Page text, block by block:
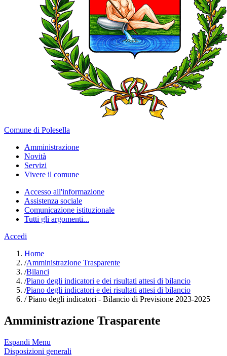
Comune di Polesella
Amministrazione
Novità
Servizi
Vivere il comune
Accesso all'informazione
Assistenza sociale
Comunicazione istituzionale
Tutti gli argomenti...
Accedi
Home
/Amministrazione Trasparente
/Bilanci
/Piano degli indicatori e dei risultati attesi di bilancio
/Piano degli indicatori e dei risultati attesi di bilancio
/Piano degli indicatori - Bilancio di Previsione 2023-2025
Amministrazione Trasparente
Espandi Menu
Disposizioni generali